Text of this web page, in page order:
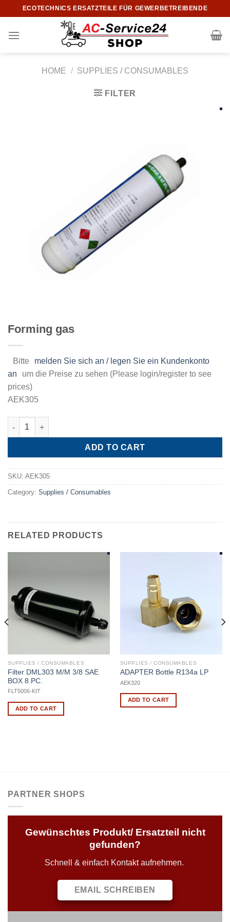
to
content
ECOTECHNICS ERSATZTEILE FÜR GEWERBETREIBENDE
HOME / SUPPLIES / CONSUMABLES
FILTER
Forming gas
Bitte
melden Sie sich an / legen Sie ein Kundenkonto
an
um die Preise zu sehen (Please login/register to see
prices)
AEK305
Forming gas quantity
ADD TO CART
SKU: AEK305
Category: Supplies / Consumables
RELATED PRODUCTS
SUPPLIES / CONSUMABLES
Filter DML303 M/M 3/8 SAE
BOX 8 PC.
FLT5006-KIT
ADD TO CART
SUPPLIES / CONSUMABLES
ADAPTER Bottle R134a LP
AEK320
ADD TO CART
PARTNER SHOPS
Gewünschtes Produkt/ Ersatzteil nicht
gefunden?
Schnell & einfach Kontakt aufnehmen.
EMAIL SCHREIBEN